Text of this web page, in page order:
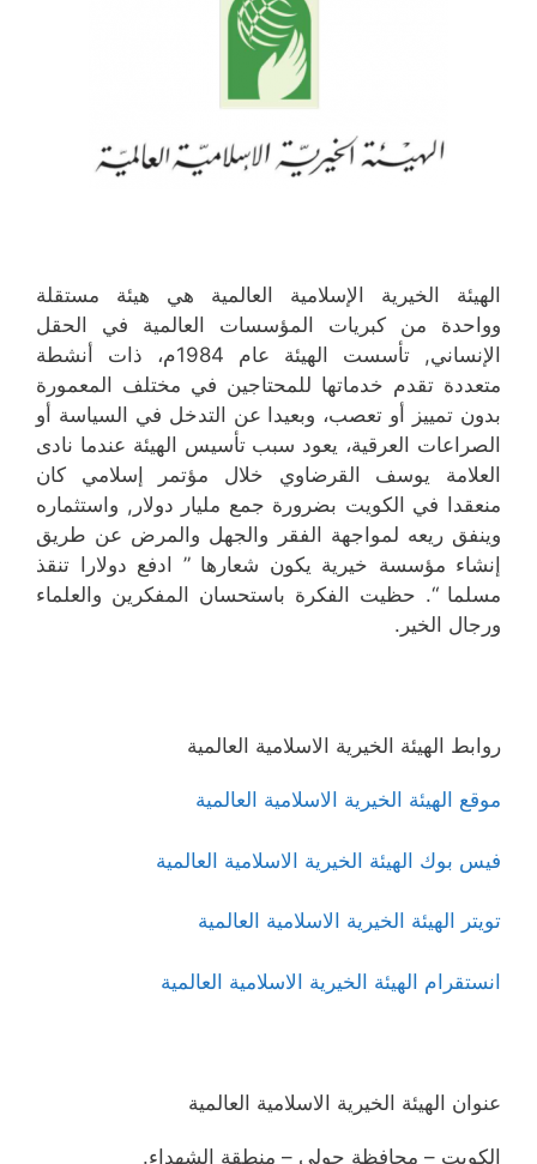
الهيئة الخيرية الإسلامية العالمية هي هيئة مستقلة
وواحدة من كبريات المؤسسات العالمية في الحقل
الإنساني, تأسست الهيئة عام 1984م، ذات أنشطة
متعددة تقدم خدماتها للمحتاجين في مختلف المعمورة
بدون تمييز أو تعصب، وبعيدا عن التدخل في السياسة أو
الصراعات العرقية، يعود سبب تأسيس الهيئة عندما نادى
العلامة يوسف القرضاوي خلال مؤتمر إسلامي كان
منعقدا في الكويت بضرورة جمع مليار دولار, واستثماره
وينفق ريعه لمواجهة الفقر والجهل والمرض عن طريق
إنشاء مؤسسة خيرية يكون شعارها ” ادفع دولارا تنقذ
مسلما “. حظيت الفكرة باستحسان المفكرين والعلماء
ورجال الخير.
روابط الهيئة الخيرية الاسلامية العالمية
موقع الهيئة الخيرية الاسلامية العالمية
فيس بوك الهيئة الخيرية الاسلامية العالمية
تويتر الهيئة الخيرية الاسلامية العالمية
انستقرام الهيئة الخيرية الاسلامية العالمية
عنوان الهيئة الخيرية الاسلامية العالمية
الكويت – محافظة حولي – منطقة الشهداء.